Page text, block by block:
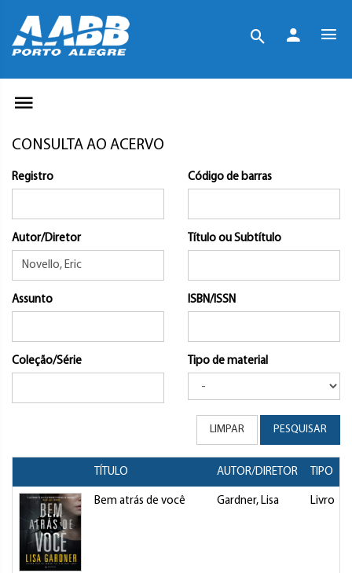
CONSULTA AO ACERVO
Registro Código de barras
Autor/Diretor Título ou Subtítulo
Assunto ISBN/ISSN
Coleção/Série Tipo de material
LIMPAR PESQUISAR
TÍTULO AUTOR/DIRETOR TIPO
Bem atrás de você Gardner, Lisa Livro